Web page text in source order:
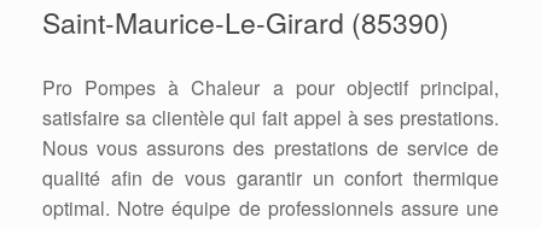
Saint-Maurice-Le-Girard (85390)
Pro Pompes à Chaleur a pour objectif principal,
satisfaire sa clientèle qui fait appel à ses prestations.
Nous vous assurons des prestations de service de
qualité afin de vous garantir un confort thermique
optimal. Notre équipe de professionnels assure une